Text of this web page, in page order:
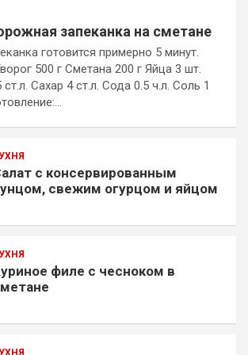
запеканка на сметане
готовится примерно 5 минут.
500 г Сметана 200 г Яйца 3 шт.
Сахар 4 ст.л. Сода 0.5 ч.л. Соль 1
с консервированным
свежим огурцом и яйцом
филе с чесноком в